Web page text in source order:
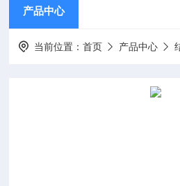
产品中心
当前位置：首页 产品中心